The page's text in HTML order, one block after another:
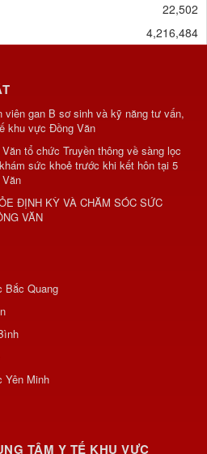
22,502
4,216,484
viên gan B sơ sinh và kỹ năng tư vấn,
khu vực Đồng Văn
tổ chức Truyền thông về sàng lọc
sức khoẻ trước khi kết hôn tại 5
ĐỊNH KỲ VÀ CHĂM SÓC SỨC
VĂN
Bắc Quang
Yên Minh
TÂM Y TẾ KHU VỰC